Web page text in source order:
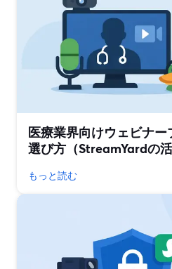
医療業界向けウェビナ
選び方（StreamYardの
もっと読む